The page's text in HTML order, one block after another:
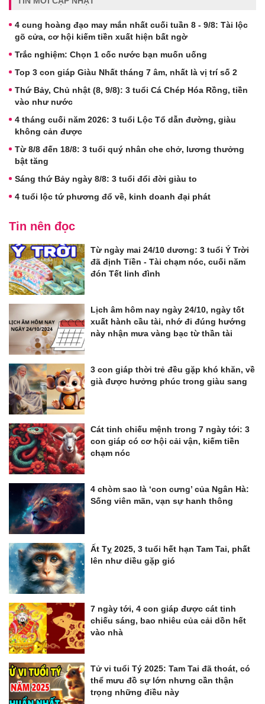
4 cung hoàng đạo may mắn nhất cuối tuần 8 - 9/8: Tài lộc
gõ cửa, cơ hội kiếm tiền xuất hiện bất ngờ
Trắc nghiệm: Chọn 1 cốc nước bạn muốn uống
Top 3 con giáp Giàu Nhất tháng 7 âm, nhất là vị trí số 2
Thứ Bảy, Chủ nhật (8, 9/8): 3 tuổi Cá Chép Hóa Rồng, tiền
vào như nước
4 tháng cuối năm 2026: 3 tuổi Lộc Tổ dẫn đường, giàu
không cản được
Từ 8/8 đến 18/8: 3 tuổi quý nhân che chở, lương thưởng
bật tăng
Sáng thứ Bảy ngày 8/8: 3 tuổi đổi đời giàu to
4 tuổi lộc tứ phương đổ về, kinh doanh đại phát
Tin nên đọc
Từ ngày mai 24/10 dương: 3 tuổi Ý Trời
đã định Tiền - Tài chạm nóc, cuối năm
đón Tết linh đình
Lịch âm hôm nay ngày 24/10, ngày tốt
xuất hành cầu tài, nhớ đi đúng hướng
này nhận mưa vàng bạc từ thần tài
3 con giáp thời trẻ đều gặp khó khăn, về
già được hưởng phúc trong giàu sang
Cát tinh chiếu mệnh trong 7 ngày tới: 3
con giáp có cơ hội cải vận, kiếm tiền
chạm nóc
4 chòm sao là ‘con cưng’ của Ngân Hà:
Sống viên mãn, vạn sự hanh thông
Ất Tỵ 2025, 3 tuổi hết hạn Tam Tai, phất
lên như diều gặp gió
7 ngày tới, 4 con giáp được cát tinh
chiếu sáng, bao nhiêu của cải dồn hết
vào nhà
Tử vi tuổi Tý 2025: Tam Tai đã thoát, có
thể mưu đồ sự lớn nhưng cần thận
trọng những điều này